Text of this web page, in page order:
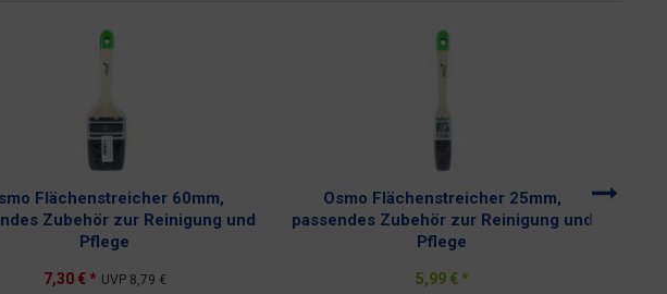
Flächenstreicher 60mm,
Zubehör zur Reinigung und
Pflege
7,30 € * UVP 8,79 €
Osmo Flächenstreicher 25mm,
passendes Zubehör zur Reinigung und
Pflege
5,99 € *